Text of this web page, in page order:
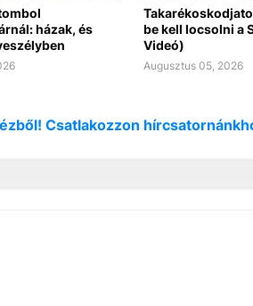
házak, és
be kell locsolni a
Videó)
Augusztus 05, 2026
Csatlakozzon